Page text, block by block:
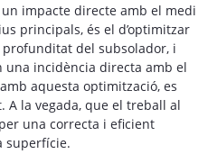
impacte directe amb el medi
principals, és el d’optimitzar
del subsolador, i
una incidència directa amb el
aquesta optimització, es
la vegada, que el treball al
una correcta i eficient
superfície.